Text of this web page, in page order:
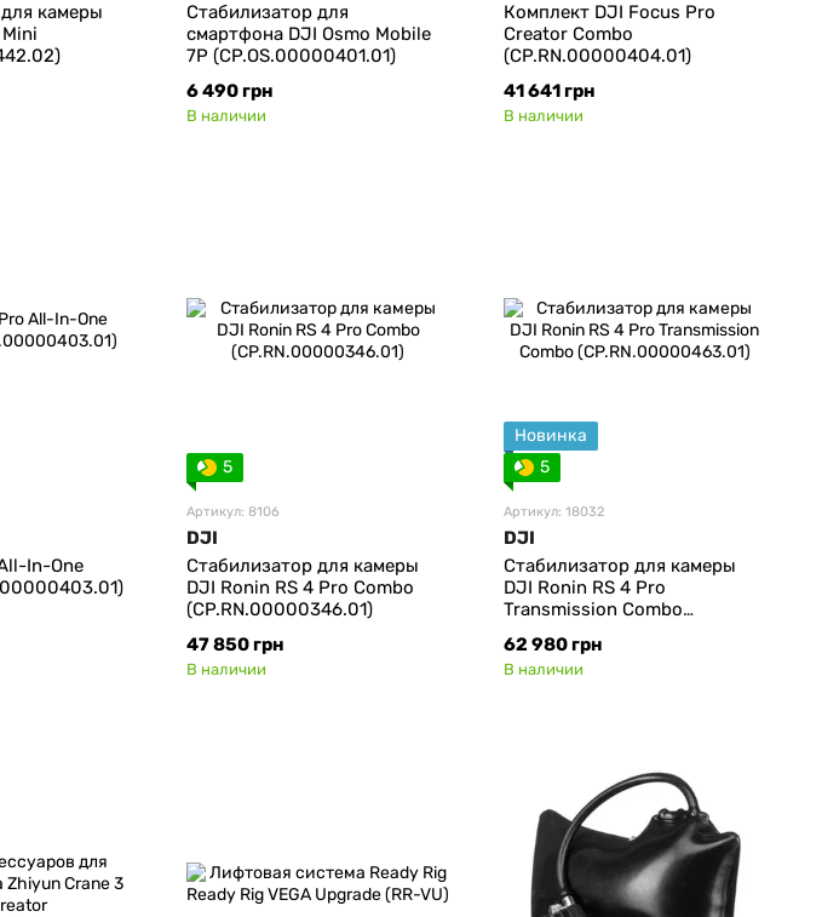
камеры
Стабилизатор для
смартфона DJI Osmo Mobile
7P (CP.OS.00000401.01)
6 490 грн
В наличии
Комплект DJI Focus Pro
Creator Combo
(CP.RN.00000404.01)
41 641 грн
В наличии
In-One
5
Артикул: 8106
DJI
Стабилизатор для камеры
DJI Ronin RS 4 Pro Combo
(CP.RN.00000346.01)
47 850 грн
В наличии
Новинка
5
Артикул: 18032
DJI
Стабилизатор для камеры
DJI Ronin RS 4 Pro
Transmission Combo
62 980 грн
В наличии